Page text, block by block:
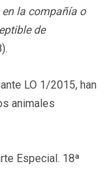
la compañía o
de
LO 1/2015, han
animales
Especial. 18ª